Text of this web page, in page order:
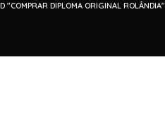
"COMPRAR DIPLOMA ORIGINAL ROLÂNDIA"